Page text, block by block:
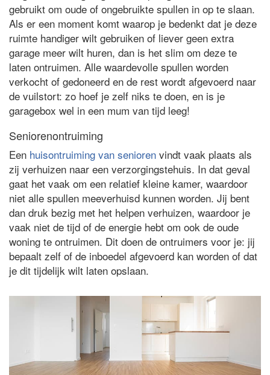
gebruikt om oude of ongebruikte spullen in op te slaan.
Als er een moment komt waarop je bedenkt dat je deze
ruimte handiger wilt gebruiken of liever geen extra
garage meer wilt huren, dan is het slim om deze te
laten ontruimen. Alle waardevolle spullen worden
verkocht of gedoneerd en de rest wordt afgevoerd naar
de vuilstort: zo hoef je zelf niks te doen, en is je
garagebox wel in een mum van tijd leeg!
Seniorenontruiming
Een huisontruiming van senioren vindt vaak plaats als
zij verhuizen naar een verzorgingstehuis. In dat geval
gaat het vaak om een relatief kleine kamer, waardoor
niet alle spullen meeverhuisd kunnen worden. Jij bent
dan druk bezig met het helpen verhuizen, waardoor je
vaak niet de tijd of de energie hebt om ook de oude
woning te ontruimen. Dit doen de ontruimers voor je: jij
bepaalt zelf of de inboedel afgevoerd kan worden of dat
je dit tijdelijk wilt laten opslaan.